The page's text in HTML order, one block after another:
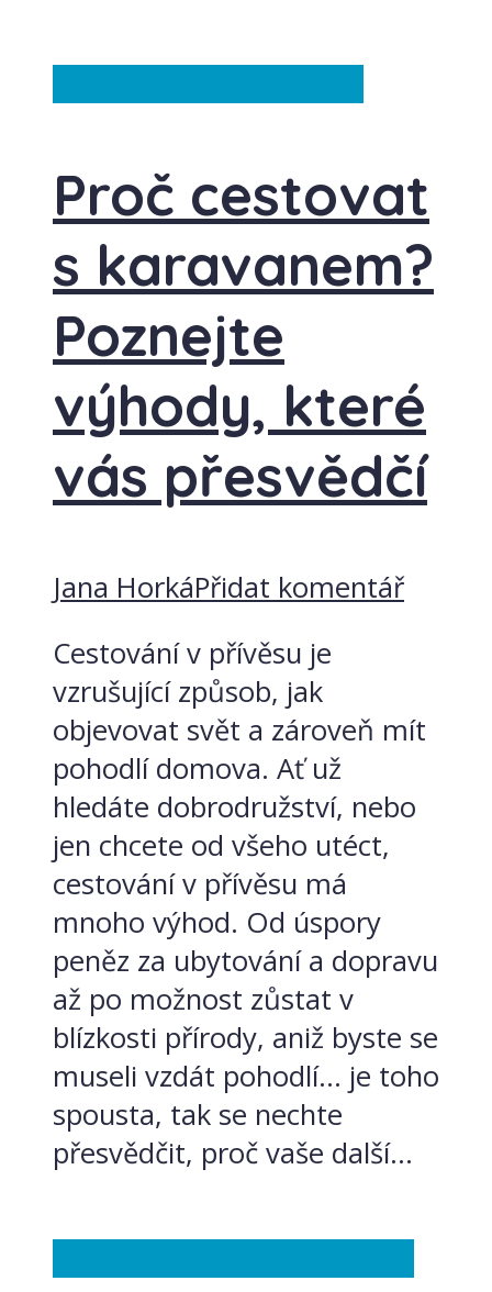
Proč cestovat
s karavanem?
Poznejte
výhody, které
vás přesvědčí
Jana HorkáPřidat komentář
Cestování v přívěsu je
vzrušující způsob, jak
objevovat svět a zároveň mít
pohodlí domova. Ať už
hledáte dobrodružství, nebo
jen chcete od všeho utéct,
cestování v přívěsu má
mnoho výhod. Od úspory
peněz za ubytování a dopravu
až po možnost zůstat v
blízkosti přírody, aniž byste se
museli vzdát pohodlí… je toho
spousta, tak se nechte
přesvědčit, proč vaše další...